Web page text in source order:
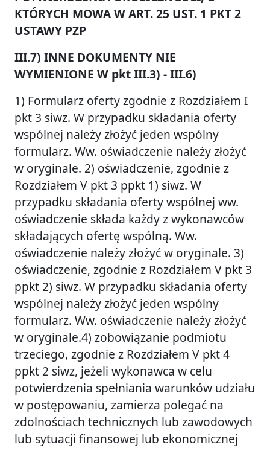
KTÓRYCH MOWA W ART. 25 UST. 1 PKT 2
USTAWY PZP
III.7) INNE DOKUMENTY NIE
WYMIENIONE W pkt III.3) - III.6)
1) Formularz oferty zgodnie z Rozdziałem I
pkt 3 siwz. W przypadku składania oferty
wspólnej należy złożyć jeden wspólny
formularz. Ww. oświadczenie należy złożyć
w oryginale. 2) oświadczenie, zgodnie z
Rozdziałem V pkt 3 ppkt 1) siwz. W
przypadku składania oferty wspólnej ww.
oświadczenie składa każdy z wykonawców
składających ofertę wspólną. Ww.
oświadczenie należy złożyć w oryginale. 3)
oświadczenie, zgodnie z Rozdziałem V pkt 3
ppkt 2) siwz. W przypadku składania oferty
wspólnej należy złożyć jeden wspólny
formularz. Ww. oświadczenie należy złożyć
w oryginale.4) zobowiązanie podmiotu
trzeciego, zgodnie z Rozdziałem V pkt 4
ppkt 2 siwz, jeżeli wykonawca w celu
potwierdzenia spełniania warunków udziału
w postępowaniu, zamierza polegać na
zdolnościach technicznych lub zawodowych
lub sytuacji finansowej lub ekonomicznej